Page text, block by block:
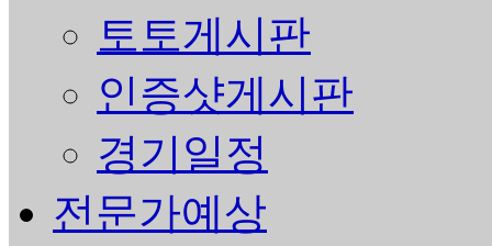
토토게시판
인증샷게시판
경기일정
전문가예상